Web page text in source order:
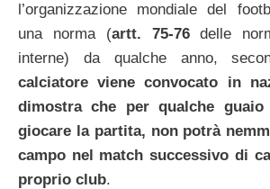
l’organizzazione mondiale del
una norma (artt. 75-76delle
interne) da qualche anno,
calciatore viene convocato in
dimostra che per qualche
giocare la partita, non potrà
campo nel match successivo di
proprio club.